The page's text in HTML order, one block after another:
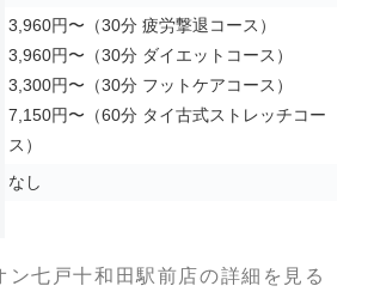
3,960円〜（30分 疲労撃退コース）
3,960円〜（30分 ダイエットコース）
3,300円〜（30分 フットケアコース）
7,150円〜（60分 タイ古式ストレッチコー
ス）
なし
七戸十和田駅前店の詳細を見る